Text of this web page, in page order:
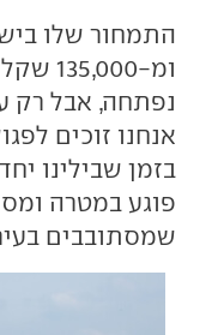
ומ-
נפתחה, אבל רק
אנחנו זוכים
בזמן שבילינו
פוגע במטרה
שמסתובבים